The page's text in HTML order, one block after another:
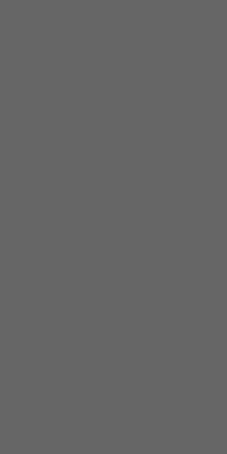
oparciu o stosowną podstawę
zbierane są przez naszych
podstawie prawnej.
do Twoich zainteresowań,
umów o ich świadczenie
Taką podstawą
administratora.
podstawie Twojej dobrowolnej